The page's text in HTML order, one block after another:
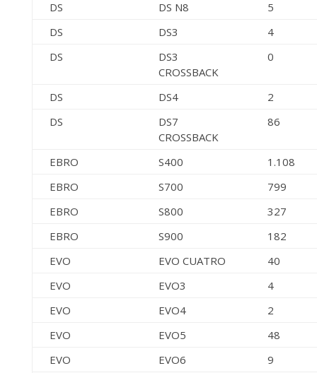
DS
DS N8
5
DS
DS3
4
DS
DS3
CROSSBACK
0
DS DS4
2
DS
DS7
CROSSBACK
86
EBRO S400
1.108
EBRO
S700
799
EBRO
S800
327
EBRO
S900
182
EVO
EVO CUATRO
40
EVO
EVO3
4
EVO
EVO4
2
EVO
EVO5
48
EVO
EVO6
9